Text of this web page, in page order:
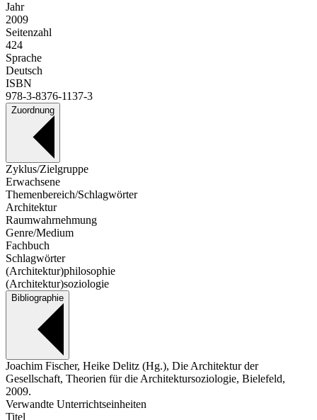
Jahr
2009
Seitenzahl
424
Sprache
Deutsch
ISBN
978-3-8376-1137-3
Zuordnung
Zyklus/Zielgruppe
Erwachsene
Themenbereich/Schlagwörter
Architektur
Raumwahrnehmung
Genre/Medium
Fachbuch
Schlagwörter
(Architektur)philosophie
(Architektur)soziologie
Bibliographie
Joachim Fischer, Heike Delitz (Hg.), Die Architektur der
Gesellschaft, Theorien für die Architektursoziologie, Bielefeld,
2009.
Verwandte Unterrichtseinheiten
Titel